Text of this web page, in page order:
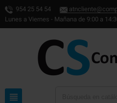
954 25 54 54
Lunes a Viernes - Mañana de 9:00 a
